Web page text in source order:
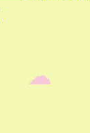
‎ ‎‎ ☁︎‎‎